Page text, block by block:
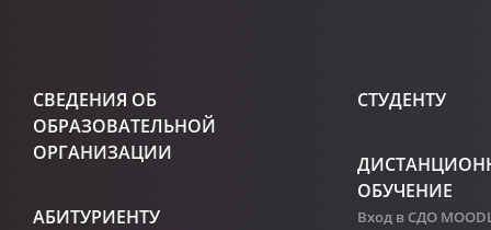
СВЕДЕНИЯ ОБ
ОБРАЗОВАТЕЛЬНОЙ
ОРГАНИЗАЦИИ
АБИТУРИЕНТУ
СТУДЕНТУ
ОБУЧЕНИЕ
Вход в СДО